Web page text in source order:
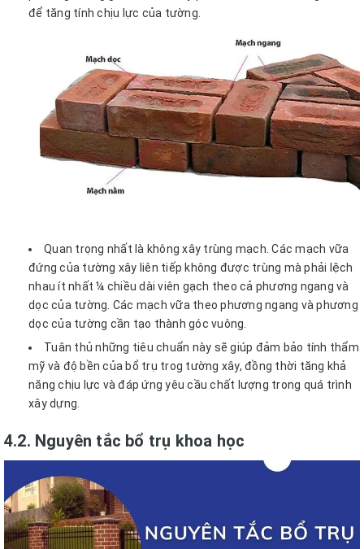
để tăng tính chịu lực của tường.
Quan trọng nhất là không xây trùng mạch. Các mạch vữa
đứng của tường xây liên tiếp không được trùng mà phải lệch
nhau ít nhất ¼ chiều dài viên gạch theo cả phương ngang và
dọc của tường. Các mạch vữa theo phương ngang và phương
dọc của tường cần tạo thành góc vuông.
Tuân thủ những tiêu chuẩn này sẽ giúp đảm bảo tính thẩm
mỹ và độ bền của bổ trụ trog tường xây, đồng thời tăng khả
năng chịu lực và đáp ứng yêu cầu chất lượng trong quá trình
xây dựng.
4.2. Nguyên tắc bổ trụ khoa học